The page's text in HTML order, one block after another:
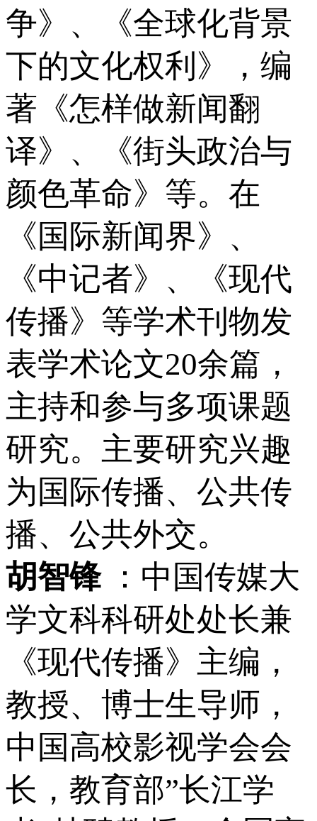
争》、《全球化背景
下的文化权利》，编
著《怎样做新闻翻
译》、《街头政治与
颜色革命》等。在
《国际新闻界》、
《中记者》、《现代
传播》等学术刊物发
表学术论文20余篇，
主持和参与多项课题
研究。主要研究兴趣
为国际传播、公共传
播、公共外交。
胡智锋：中国传媒大
学文科科研处处长兼
《现代传播》主编，
教授、博士生导师，
中国高校影视学会会
长，教育部”长江学